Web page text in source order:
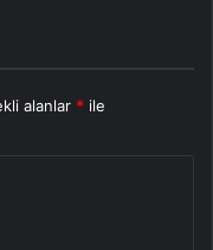
alanlar * ile